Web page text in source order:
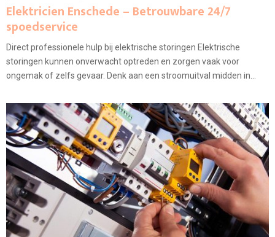
Elektricien Enschede – Betrouwbare 24/7
spoedservice
Direct professionele hulp bij elektrische storingen Elektrische
storingen kunnen onverwacht optreden en zorgen vaak voor
ongemak of zelfs gevaar. Denk aan een stroomuitval midden in...